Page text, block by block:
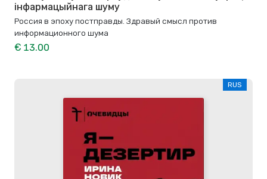
інфармацыйнага шуму
Россия в эпоху постправды. Здравый смысл против
информационного шума
€ 13.00
RUS